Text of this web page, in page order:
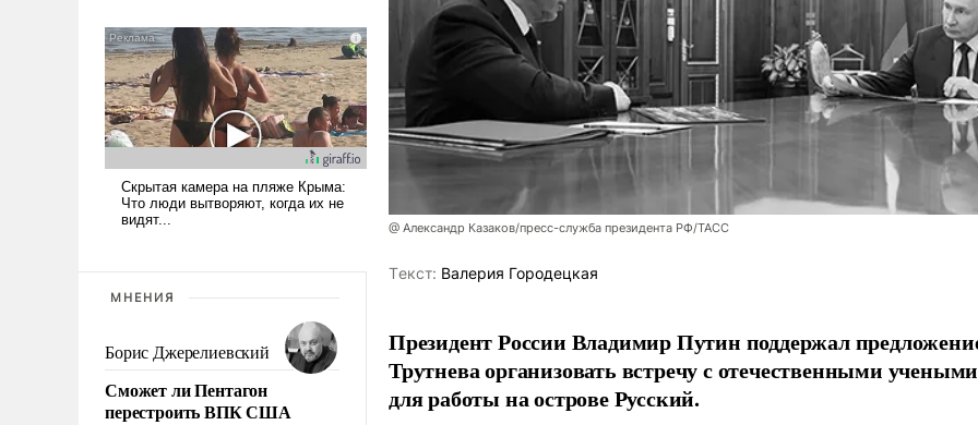
МНЕНИЯ
Борис Джерелиевский
Сможет ли Пентагон
перестроить ВПК США
@ Александр Казаков/пресс-служба президента РФ/ТАСС
Tекст: Валерия Городецкая
Президент России Владимир Путин поддержал
Трутнева организовать встречу с отечественными
для работы на острове Русский.